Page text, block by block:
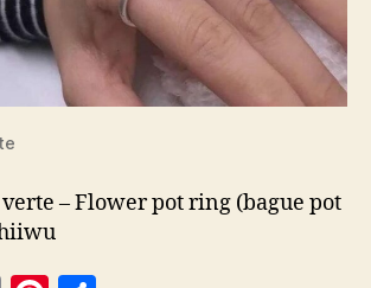
– Flower pot ring (bague pot